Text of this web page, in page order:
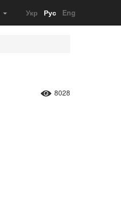
Укр Рус Eng
8028